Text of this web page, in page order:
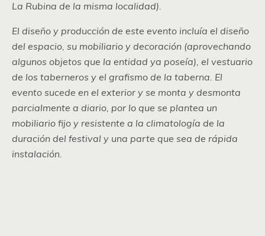
La Rubina de la misma localidad).
El diseño y producción de este evento incluía el diseño
del espacio, su mobiliario y decoración (aprovechando
algunos objetos que la entidad ya poseía), el vestuario
de los taberneros y el grafismo de la taberna. El
evento sucede en el exterior y se monta y desmonta
parcialmente a diario, por lo que se plantea un
mobiliario fijo y resistente a la climatología de la
duración del festival y una parte que sea de rápida
instalación.